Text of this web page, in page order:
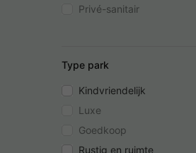
Privé-sanitair
Type park
Kindvriendelijk
Luxe
Goedkoop
Rustig en ruimte